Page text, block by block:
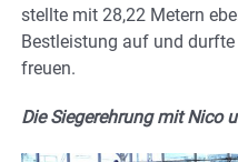
stellte mit 28,22 Metern
Bestleistung auf und
freuen.
Die Siegerehrung mit Nico